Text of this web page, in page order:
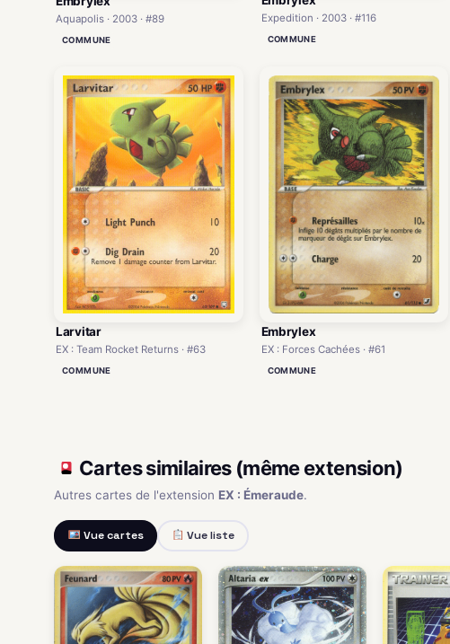
Aquapolis · 2003 · #89
COMMUNE
Expedition · 2003 · #116
COMMUNE
Larvitar
EX : Team Rocket Returns · #63
COMMUNE
Embrylex
EX : Forces Cachées · #61
COMMUNE
Cartes similaires (même extension)
Autres cartes de l'extension EX : Émeraude.
Vue cartes Vue liste